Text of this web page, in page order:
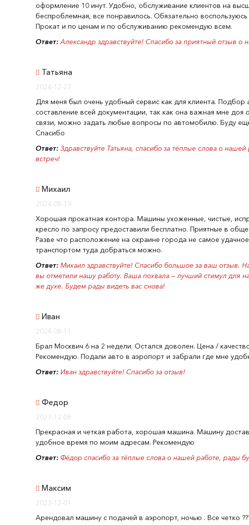
оформление 10 инут. Удобно, обслуживание клиентов на
беспроблемная, все понравилось. Обязательно
Прокат и по ценам и по обслуживанию рекомендую всем.
Ответ:Александр здравствуйте! Спасибо за приятный отзыв о
Татьяна
2024-12-27
Для меня был очень удобный сервис как для клиента. Подбор
составление всей документации, так как она важная мне доя
связи, можно задать любые вопросы по автомобилю. Буду
Спасибо
Ответ: Здравствуйте Татьяна, спасибо за тёплые слова о
встреч!
Михаил
2024-08-19
Хорошая прокатная контора. Машины ухоженные, чистые,
кресло по запросу предоставили бесплатно. Приятные в
Разве что расположение на окраине города не самое
транспортом туда добраться можно.
Ответ: Михаил здравствуйте! Спасибо большое за ваш отзыв.
вы отметили нашу работу. Ваша похвала — лучший стимул для
же духе. Будем рады видеть вас снова!
Иван
2024-08-11
Брал Москвич 6 на 2 недели. Остался доволен. Цена /
Рекомендую. Подали авто в аэропорт и забрали где мне
Ответ: Иван здравствуйте! Спасибо за отзыв!
Федор
2023-12-08
Прекрасная и четкая работа, хорошая машина. Машину
удобное время по моим адресам. Рекомендую
Ответ: Фёдор спасибо за тёплые слова о нашей работе, рады
Максим
2023-12-01
Арендовал машину с подачей в аэропорт, ночью . Все четко